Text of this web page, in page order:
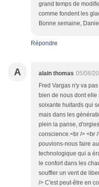
grand temps de
comme fondent les
Bonne semaine,
Répondre
A alain thomas 05/08/
Fred Vargas n'y va
bien de nous dont
soixante huitards qui
mais dans les
plein la panse,
conscience.<br /> <br
pouvions-nous faire
technologique qui a
le confort dans les
souffler un vent de
/> C'est peut-être en